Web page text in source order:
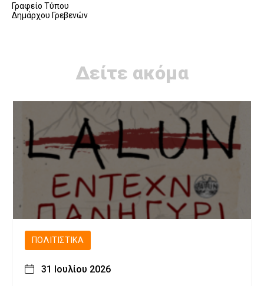
Γραφείο Τύπου
Δημάρχου Γρεβενών
Δείτε ακόμα
ΠΟΛΙΤΙΣΤΙΚΆ
31 Ιουλίου 2026